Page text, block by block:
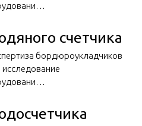
счетчика
бордюроукладчиков